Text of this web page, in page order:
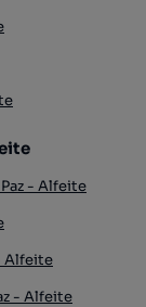
- Alfeite
Alfeite
- Alfeite